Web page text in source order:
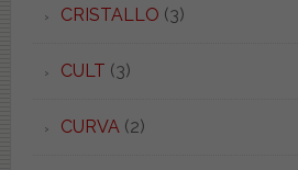
CRISTALLO (3)
CULT (3)
CURVA (2)